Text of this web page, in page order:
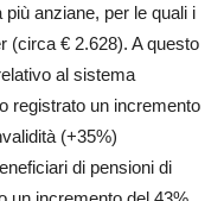
più anziane, per le quali i
(circa € 2.628). A questo
al sistema
registrato un incremento
(+35%)
di pensioni di